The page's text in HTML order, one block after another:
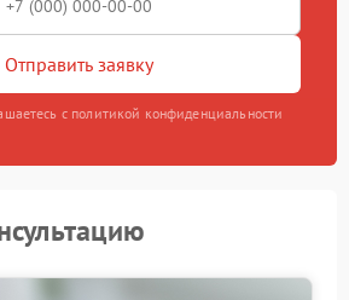
Отправить заявку
с политикой конфиденциальности